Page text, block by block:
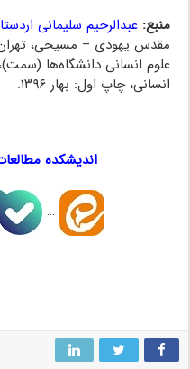
منبع: عبدالرحیم سلیمانی
مقدس یهودی – مسیحی،
علوم انسانی دانشگاه‌ها
انسانی، چاپ اول: بهار ۱۳۹۶.
اندیشکده
…